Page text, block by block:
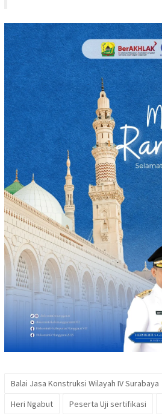
Balai Jasa Konstruksi Wilayah IV Surabaya
Heri Ngabut
Peserta Uji sertifikasi